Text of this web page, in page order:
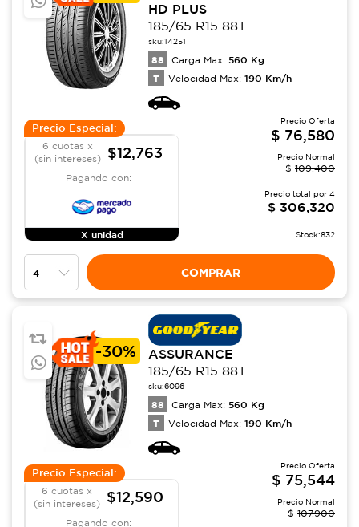
HD PLUS
185/65 R15 88T
sku:14251
88 Carga Max: 560 Kg
T Velocidad Max: 190 Km/h
Precio Especial:
6 cuotas x
(sin intereses)
$12,763
Pagando con:
X unidad
Precio Oferta
$ 76,580
Precio Normal
$ 109,400
Precio total por 4
$ 306,320
Stock:832
COMPRAR
-30%
ASSURANCE
185/65 R15 88T
sku:6096
88 Carga Max: 560 Kg
T Velocidad Max: 190 Km/h
Precio Especial:
6 cuotas x
(sin intereses)
$12,590
Pagando con:
Precio Oferta
$ 75,544
Precio Normal
$ 107,900